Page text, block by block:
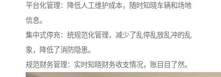
平台化管理：降低人工维护成本，随时知晓车辆和场地
信息。
集中式停充：统规范化管理，减少了乱停乱放乱冲的乱
象，降低了消防隐患。
规范财务管理：实时知晓财务收支情况，账目目了然。